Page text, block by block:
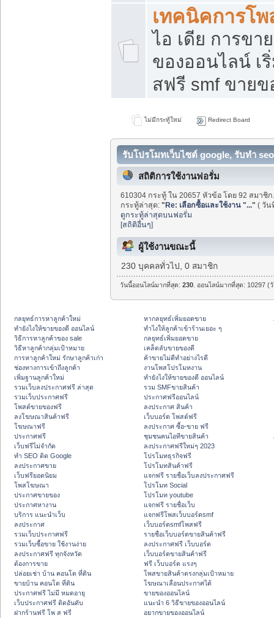
เทคนิคการโ
ไอ เดีย การขา
ของออนไลน์ เ
สฟรี smf ขาย
ไม่มีกระทู้ใหม่ Redirect Board
รับโปรโมทเว็บไซต์ google, รับทำ
สถิติการใช้งานฟอรั่ม
610304 กระทู้ ใน 20657 หัวข้อ โดย 92 สมาชิ
กระทู้ล่าสุด:"Re: เลือกซื้อและใช้งาน "..." ( วัน
ดูกระทู้ล่าสุดบนฟอรั่ม
[สถิติอื่นๆ]
ผู้ใช้งานขณะนี้
230 บุคคลทั่วไป, 0 สมาชิก
วันนี้ออนไลน์มากที่สุด:230 . ออนไลน์มากที่สุด: 10297
กลยุทธ์การหาลูกค้าใหม่
ทํายังไงให้ขายของดี ออนไลน์
วิธีการหาลูกค้าของ sale
วิธีหาลูกค้ากลุ่มเป้าหมาย
การหาลูกค้าใหม่ รักษาลูกค้าเก่า
ช่องทางการเข้าถึงลูกค้า
เพิ่มฐานลูกค้าใหม่
รวมเว็บลงประกาศฟรี ล่าสุด
รวมเว็บประกาศฟรี
โพสต์ขายของฟรี
ลงโฆษณาสินค้าฟรี
โฆษณาฟรี
ประกาศฟรี
เว็บฟรีไม่จำกัด
ทำ SEO ติด Google
ลงประกาศขาย
เว็บฟรียอดนิยม
โพสโฆษณา
ประกาศขายของ
ประกาศหางาน
บริการ แนะนำเว็บ
ลงประกาศ
รวมเว็บประกาศฟรี
รวมเว็บซื้อขาย ใช้งานง่าย
ลงประกาศฟรี ทุกจังหวัด
ต้องการขาย
ปล่อยเช่า บ้าน คอนโด ที่ดิน
ขายบ้าน คอนโด ที่ดิน
ประกาศฟรี ไม่มี หมดอายุ
เว็บประกาศฟรี ติดอันดับ
ฝากร้านฟรี โพ ส ฟรี
หากลยุทธ์เพิ่มยอดขาย
ทําไงให้ลูกค้าเข้าร้านเยอะ ๆ
กลยุทธ์เพิ่มยอดขาย
เคล็ดลับขายของดี
ค้าขายไม่ดีทำอย่างไรดี
งานโพสโปรโมทงาน
ทํายังไงให้ขายของดี ออนไลน์
รวม SMFขายสินค้า
ประกาศฟรีออนไลน์
ลงประกาศ สินค้า
เว็บบอร์ด โพสต์ฟรี
ลงประกาศ ซื้อ-ขาย ฟรี
ชุมชนคนไอทีขายสินค้า
ลงประกาศฟรีใหม่ๆ 2023
โปรโมทธุรกิจฟรี
โปรโมทสินค้าฟรี
แจกฟรี รายชื่อเว็บลงประกาศฟรี
โปรโมท Social
โปรโมท youtube
แจกฟรี รายชื่อเว็บ
แจกฟรีโพสเว็บบอร์ดsmf
เว็บบอร์ดsmfโพสฟรี
รายชื่อเว็บบอร์ดขายสินค้าฟรี
ลงประกาศฟรี เว็บบอร์ด
เว็บบอร์ดขายสินค้าฟรี
ฟรี เว็บบอร์ด แรงๆ
โพสขายสินค้าตรงกลุ่มเป้าหมาย
โฆษณาเลื่อนประกาศได้
ขายของออนไลน์
แนะนำ 6 วิธีขายของออนไลน์
อยากขายของออนไลน์